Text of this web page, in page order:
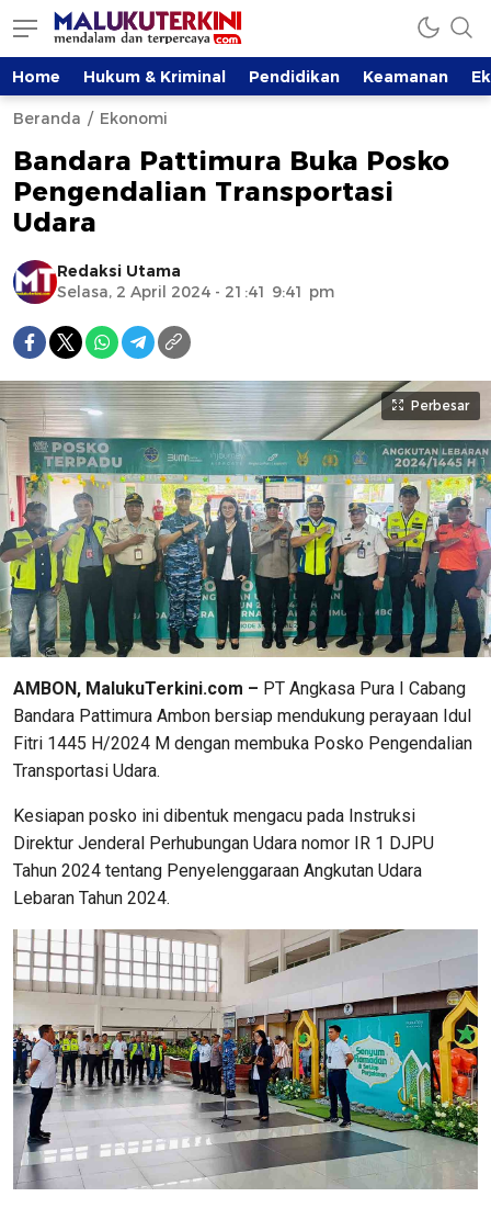
Home Hukum & Kriminal Pendidikan Keamanan
Beranda Ekonomi
Bandara Pattimura Buka Posko
Pengendalian Transportasi
Udara
Redaksi Utama
Selasa, 2 April 2024 - 21:41 9:41 pm
Perbesar
AMBON, MalukuTerkini.com – PT Angkasa Pura I Cabang
Bandara Pattimura Ambon bersiap mendukung perayaan Idul
Fitri 1445 H/2024 M dengan membuka Posko Pengendalian
Transportasi Udara.
Kesiapan posko ini dibentuk mengacu pada Instruksi
Direktur Jenderal Perhubungan Udara nomor IR 1 DJPU
Tahun 2024 tentang Penyelenggaraan Angkutan Udara
Lebaran Tahun 2024.